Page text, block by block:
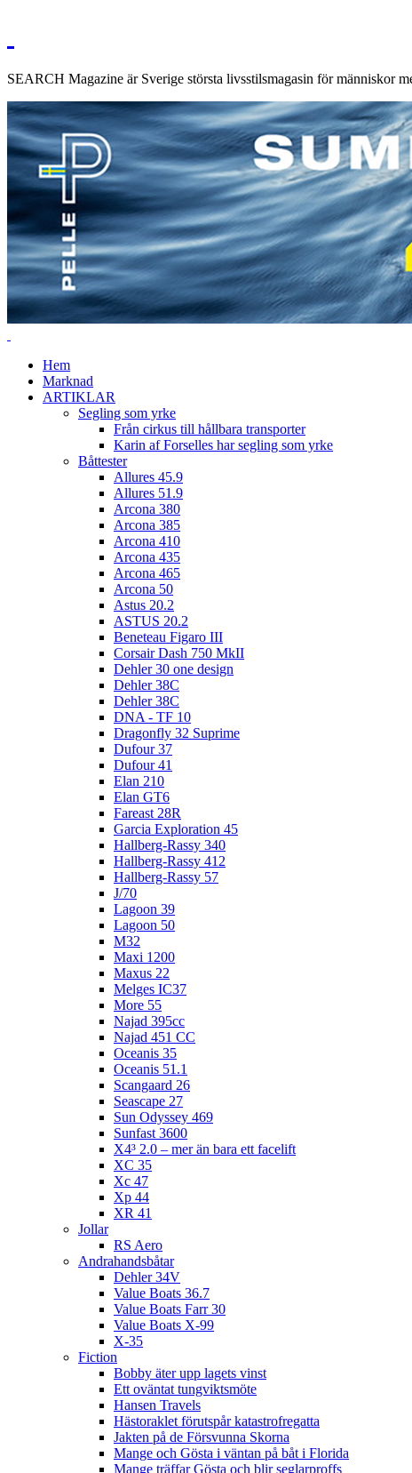
SEARCH Magazine är Sverige största livsstilsmagasin för människor
Hem
Marknad
ARTIKLAR
Segling som yrke
Från cirkus till hållbara transporter
Karin af Forselles har segling som yrke
Båttester
Allures 45.9
Allures 51.9
Arcona 380
Arcona 385
Arcona 410
Arcona 435
Arcona 465
Arcona 50
Astus 20.2
ASTUS 20.2
Beneteau Figaro III
Corsair Dash 750 MkII
Dehler 30 one design
Dehler 38C
Dehler 38C
DNA - TF 10
Dragonfly 32 Suprime
Dufour 37
Dufour 41
Elan 210
Elan GT6
Fareast 28R
Garcia Exploration 45
Hallberg-Rassy 340
Hallberg-Rassy 412
Hallberg-Rassy 57
J/70
Lagoon 39
Lagoon 50
M32
Maxi 1200
Maxus 22
Melges IC37
More 55
Najad 395cc
Najad 451 CC
Oceanis 35
Oceanis 51.1
Scangaard 26
Seascape 27
Sun Odyssey 469
Sunfast 3600
X4³ 2.0 – mer än bara ett facelift
XC 35
Xc 47
Xp 44
XR 41
Jollar
RS Aero
Andrahandsbåtar
Dehler 34V
Value Boats 36.7
Value Boats Farr 30
Value Boats X-99
X-35
Fiction
Bobby äter upp lagets vinst
Ett oväntat tungviktsmöte
Hansen Travels
Hästoraklet förutspår katastrofregatta
Jakten på de Försvunna Skorna
Mange och Gösta i väntan på båt i Florida
Mange träffar Gösta och blir seglarproffs